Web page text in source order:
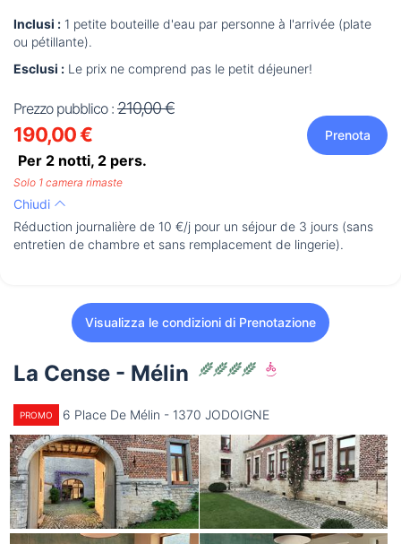
Inclusi : 1 petite bouteille d'eau par personne à l'arrivée (plate
ou pétillante).
Esclusi : Le prix ne comprend pas le petit déjeuner!
Prezzo pubblico : 210,00 €
190,00 €
Per 2 notti, 2 pers.
Prenota
Solo 1 camera rimaste
Chiudi
Réduction journalière de 10 €/j pour un séjour de 3 jours (sans
entretien de chambre et sans remplacement de lingerie).
Visualizza le condizioni di Prenotazione
La Cense - Mélin
PROMO 6 Place De Mélin - 1370 JODOIGNE